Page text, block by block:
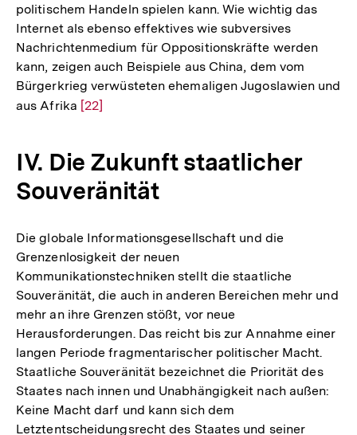
Fußnote
politischem Handeln spielen kann. Wie wichtig das
Internet als ebenso effektives wie subversives
Nachrichtenmedium für Oppositionskräfte werden
kann, zeigen auch Beispiele aus China, dem vom
Bürgerkrieg verwüsteten ehemaligen Jugoslawien und
aus Afrika Zur
Fußnote
[22]
IV. Die Zukunft staatlicher
Souveränität
Die globale Informationsgesellschaft und die
Grenzenlosigkeit der neuen
Kommunikationstechniken stellt die staatliche
Souveränität, die auch in anderen Bereichen mehr und
mehr an ihre Grenzen stößt, vor neue
Herausforderungen. Das reicht bis zur Annahme einer
langen Periode fragmentarischer politischer Macht.
Staatliche Souveränität bezeichnet die Priorität des
Staates nach innen und Unabhängigkeit nach außen:
Keine Macht darf und kann sich dem
Letztentscheidungsrecht des Staates und seiner